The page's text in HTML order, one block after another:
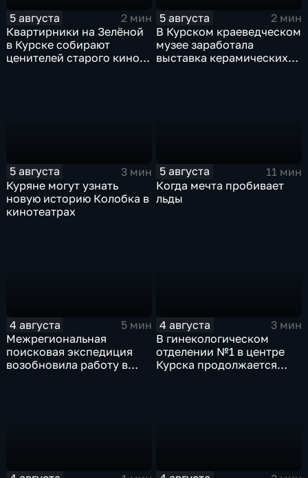
5 августа
2 мин
Квартирники на Зелёной
в Курске собирают
ценителей старого кино
5 августа
2 мин
В Курском краеведческом
музее заработала
выставка керамических
5 августа
3 мин
Куряне могут узнать
новую историю Колобка в
кинотеатрах
5 августа
11 мин
Когда мечта пробивает
льды
4 августа
5 мин
Межрегиональная
поисковая экспедиция
возобновила работу в
4 августа
3 мин
В гинекологическом
отделении №1 в центре
Курска продолжается